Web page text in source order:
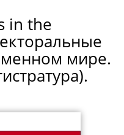
in the
мире.